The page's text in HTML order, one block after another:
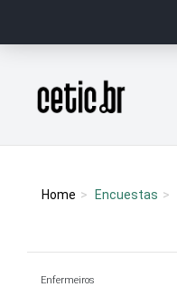
Página inicial
Home Encuestas
Enfermeiros